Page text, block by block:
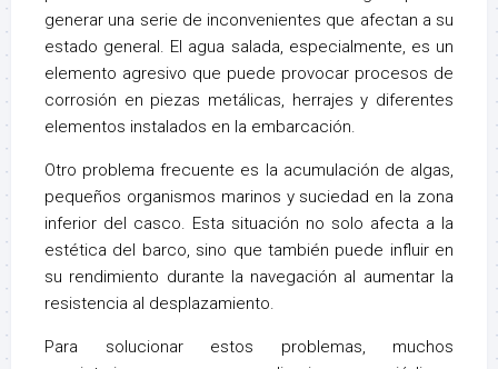
generar una serie de inconvenientes que afectan a su
estado general. El agua salada, especialmente, es un
elemento agresivo que puede provocar procesos de
corrosión en piezas metálicas, herrajes y diferentes
elementos instalados en la embarcación.
Otro problema frecuente es la acumulación de algas,
pequeños organismos marinos y suciedad en la zona
inferior del casco. Esta situación no solo afecta a la
estética del barco, sino que también puede influir en
su rendimiento durante la navegación al aumentar la
resistencia al desplazamiento.
Para solucionar estos problemas, muchos